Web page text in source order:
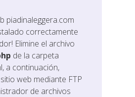
piadinaleggera.com
correctamente
Elimine el archivo
de la carpeta
a continuación,
web mediante FTP
de archivos